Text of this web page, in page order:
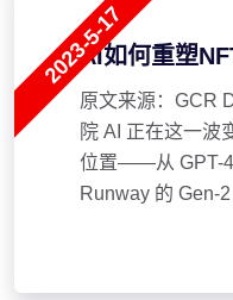
2023-5-17
AI如何重塑
原文来源：GCR
院 AI 正在这一波
位置——从 GPT-4
Runway 的 Gen-